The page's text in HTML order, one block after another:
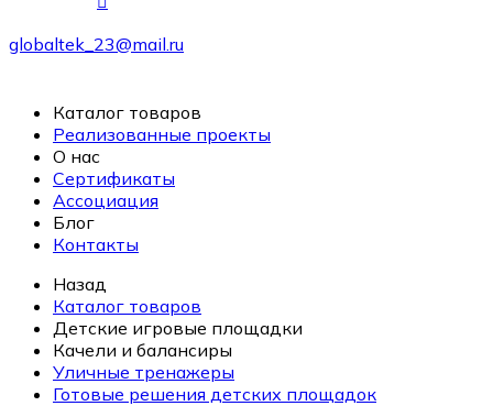
globaltek_23@mail.ru
Каталог товаров
Реализованные проекты
О нас
Сертификаты
Ассоциация
Блог
Контакты
Назад
Каталог товаров
Детские игровые площадки
Качели и балансиры
Уличные тренажеры
Готовые решения детских площадок